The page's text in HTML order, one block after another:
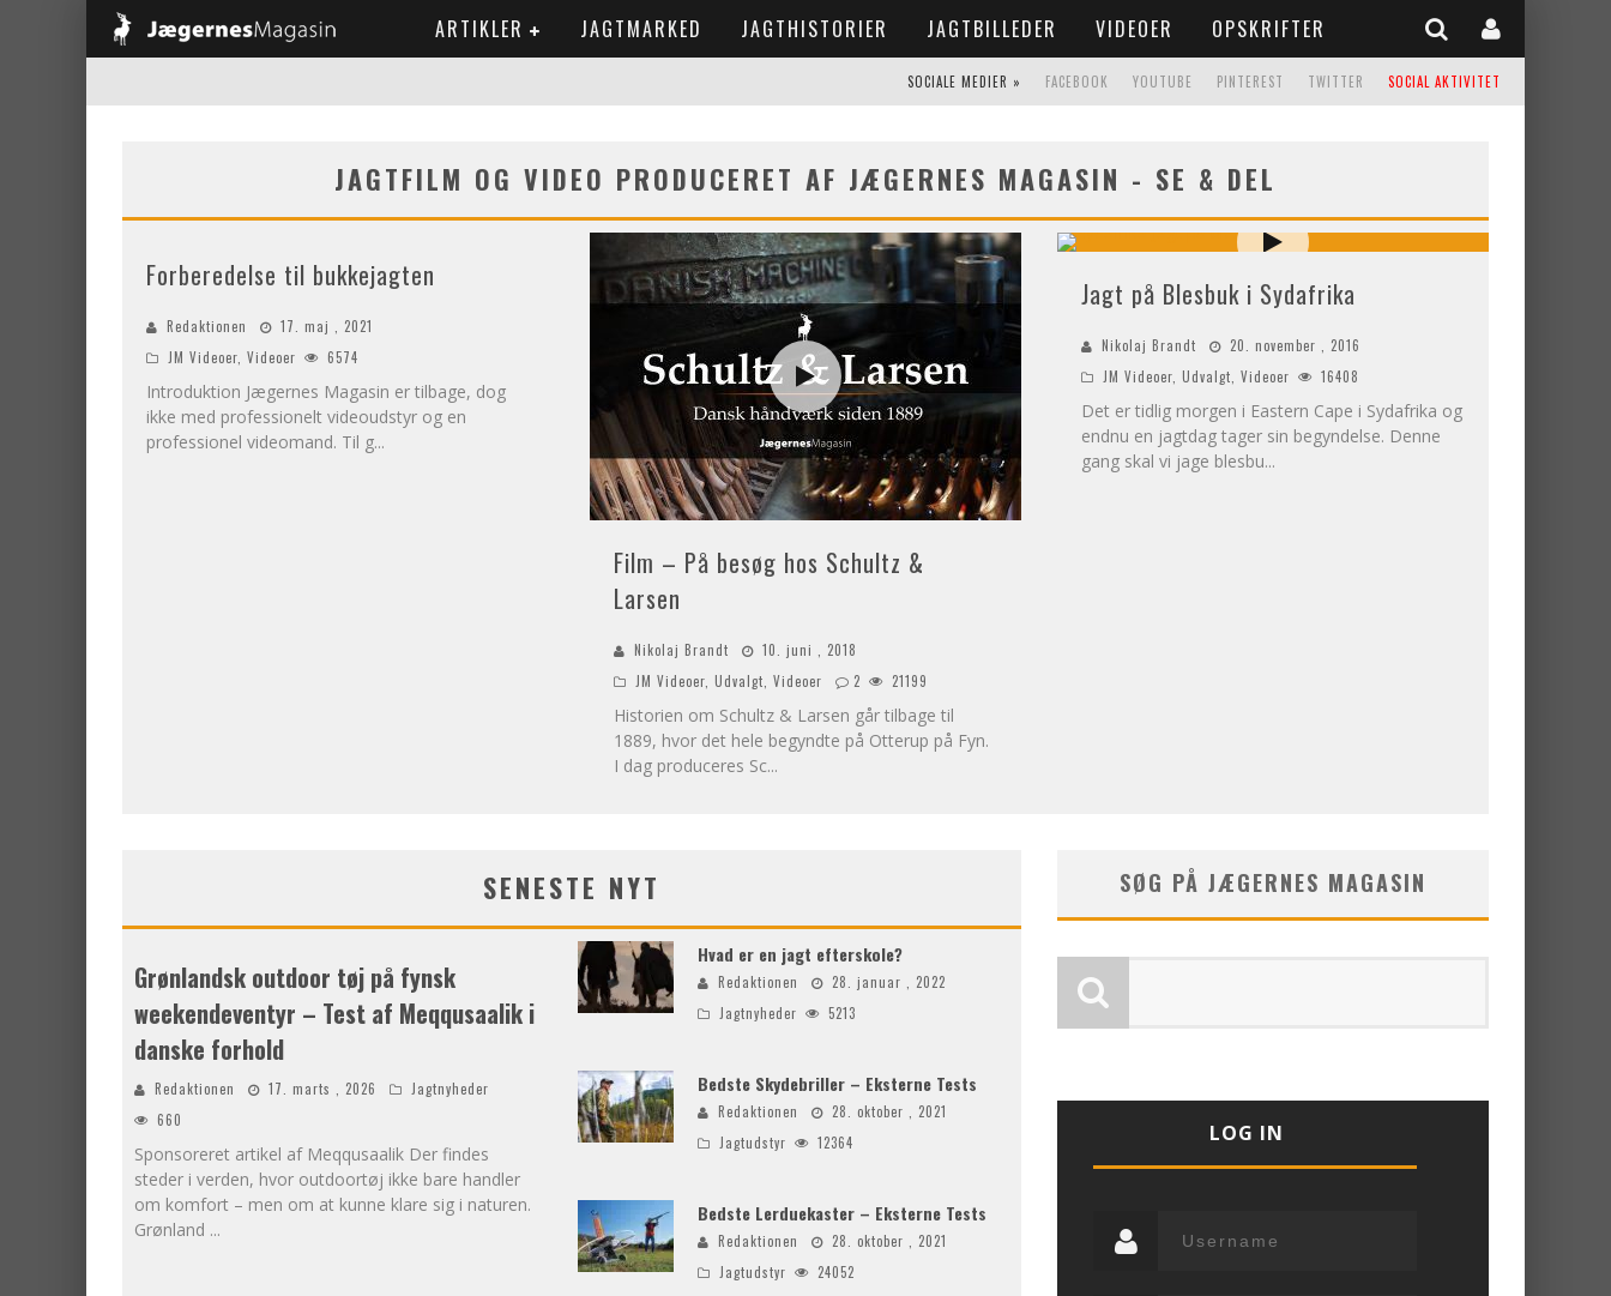
ARTIKLER JAGTMARKED JAGTHISTORIER JAGTBILLEDER VIDEOER OPSKRIFTER
SOCIAL AKTIVITET
TWITTER
PINTEREST
YOUTUBE
FACEBOOK
SOCIALE MEDIER »
JAGTFILM OG VIDEO PRODUCERET AF JÆGERNES MAGASIN - SE & DEL
Forberedelse til bukkejagten
Redaktionen
17. maj , 2021
JM Videoer Videoer 6574
Introduktion Jægernes Magasin er tilbage, dog
ikke med professionelt videoudstyr og en
professionel videomand. Til g...
Film – På besøg hos Schultz &
Larsen
Nikolaj Brandt
10. juni , 2018
JM Videoer Udvalgt Videoer 2 21199
Historien om Schultz & Larsen går tilbage til
1889, hvor det hele begyndte på Otterup på Fyn.
I dag produceres Sc...
Jagt på Blesbuk i Sydafrika
Nikolaj Brandt
20. november , 2016
JM Videoer Udvalgt Videoer 16408
Det er tidlig morgen i Eastern Cape i Sydafrika og
endnu en jagtdag tager sin begyndelse. Denne
gang skal vi jage blesbu...
SENESTE NYT
Grønlandsk outdoor tøj på fynsk
weekendeventyr – Test af Meqqusaalik i
danske forhold
Redaktionen 17. marts , 2026
Jagtnyheder
660
Sponsoreret artikel af Meqqusaalik Der findes
steder i verden, hvor outdoortøj ikke bare handler
om komfort – men om at kunne klare sig i naturen.
Grønland ...
Hvad er en jagt efterskole?
Redaktionen
28. januar , 2022
Jagtnyheder
5213
Bedste Skydebriller – Eksterne Tests
Redaktionen
28. oktober , 2021
Jagtudstyr
12364
Bedste Lerduekaster – Eksterne Tests
Redaktionen
28. oktober , 2021
Jagtudstyr
24052
SØG PÅ JÆGERNES MAGASIN
LOG IN